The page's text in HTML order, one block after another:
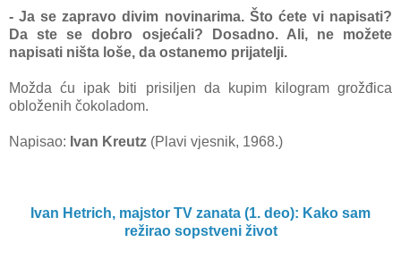
- Ja se zapravo divim novinarima. Što ćete vi napisati?
Da ste se dobro osjećali? Dosadno. Ali, ne možete
napisati ništa loše, da ostanemo prijatelji.
Možda ću ipak biti prisiljen da kupim kilogram grožđica
obloženih čokoladom.
Napisao: Ivan Kreutz (Plavi vjesnik, 1968.)
Ivan Hetrich, majstor TV zanata (1. deo): Kako sam
režirao sopstveni život